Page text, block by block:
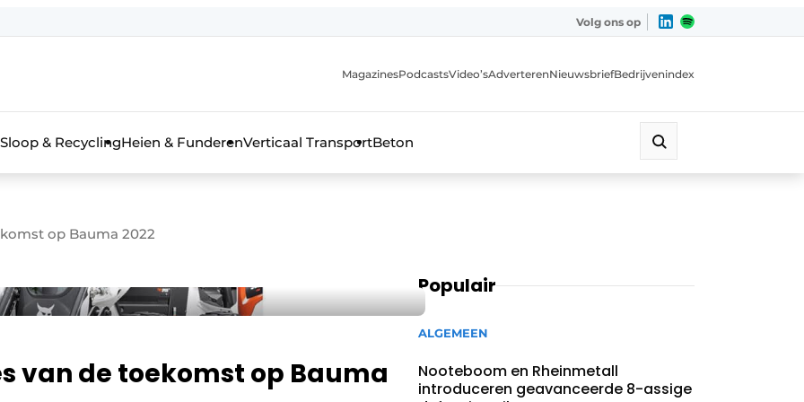
de aanmelding
voor de aanmelding FR
& bouwmachines
Volg ons op
MagazinesPodcastsVideo’sAdverterenNieuwsbriefBedrijvenindex
Sloop & RecyclingHeien & FunderenVerticaal TransportBeton
op Bauma 2022
van de toekomst op Bauma
Populair
ALGEMEEN
Nooteboom en Rheinmetall
introduceren geavanceerde 8-assige